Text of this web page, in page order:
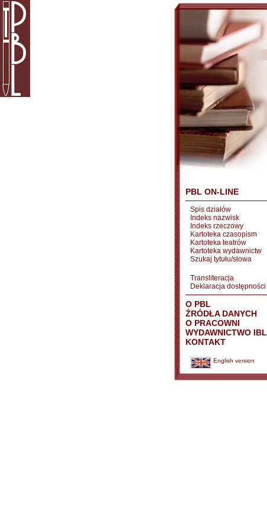
PBL ON-LINE
Spis działów
Indeks nazwisk
Indeks rzeczowy
Kartoteka czasopism
Kartoteka teatrów
Kartoteka wydawnictw
Szukaj tytułu/słowa
Transliteracja
Deklaracja dostępności
O PBL
ŹRÓDŁA DANYCH
O PRACOWNI
WYDAWNICTWO IBL
KONTAKT
English version